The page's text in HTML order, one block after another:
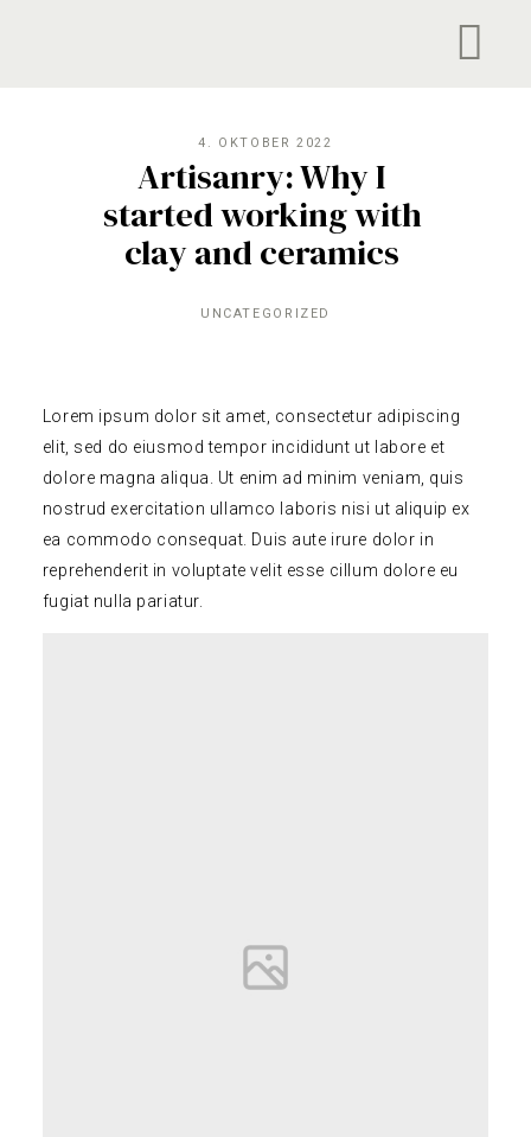
4. OKTOBER 2022
Artisanry: Why I
started working with
clay and ceramics
UNCATEGORIZED
Lorem ipsum dolor sit amet, consectetur adipiscing
elit, sed do eiusmod tempor incididunt ut labore et
dolore magna aliqua. Ut enim ad minim veniam, quis
nostrud exercitation ullamco laboris nisi ut aliquip ex
ea commodo consequat. Duis aute irure dolor in
reprehenderit in voluptate velit esse cillum dolore eu
fugiat nulla pariatur.